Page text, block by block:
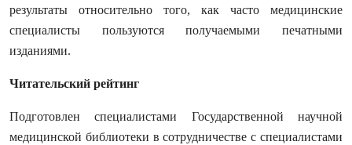
результаты относительно того, как часто медицинские
специалисты пользуются получаемыми печатными
изданиями.
Читательский рейтинг
Подготовлен специалистами Государственной научной
медицинской библиотеки в сотрудничестве с специалистами